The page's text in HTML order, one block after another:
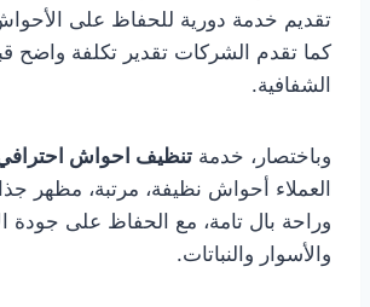
تقديم خدمة دورية للحفاظ على
كما تقدم الشركات تقدير تكلفة واضح
الشفافية.
وباختصار، خدمة تنظيف احواش
العملاء أحواش نظيفة، مرتبة، مظهر
وراحة بال تامة، مع الحفاظ على جودة
والأسوار والنباتات.